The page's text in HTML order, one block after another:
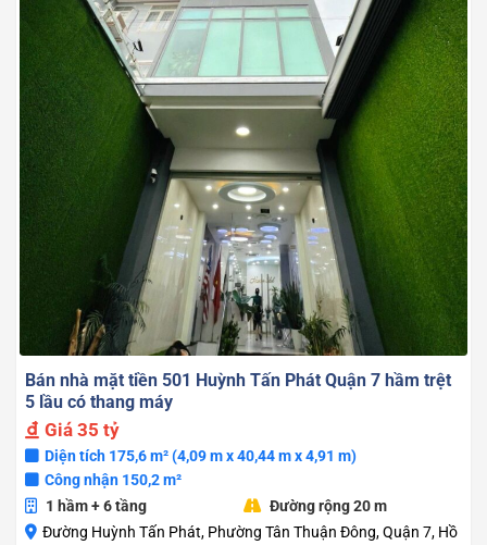
Bán nhà mặt tiền 501 Huỳnh Tấn Phát Quận 7 hầm trệt
5 lầu có thang máy
Giá 35 tỷ
Diện tích 175,6 m² (4,09 m x 40,44 m x 4,91 m)
Công nhận 150,2 m²
1 hầm + 6 tầng
Đường rộng 20 m
Đường Huỳnh Tấn Phát, Phường Tân Thuận Đông, Quận 7, Hồ